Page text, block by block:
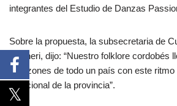
integrantes del Estudio de Danzas
Sobre la propuesta, la subsecretaria de
Reyneri, dijo: “Nuestro folklore cordobés
corazones de todo un país con este
tradicional de la provincia”.